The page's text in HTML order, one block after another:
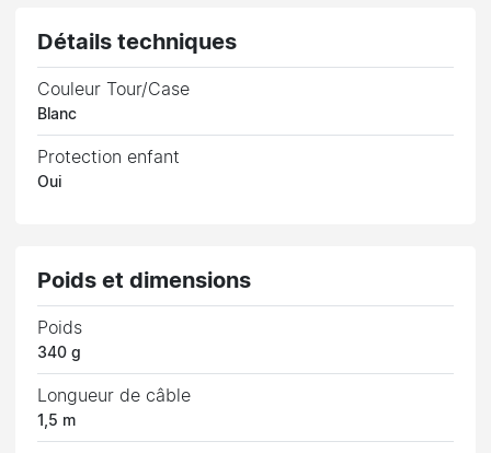
Détails techniques
Couleur Tour/Case
Blanc
Protection enfant
Oui
Poids et dimensions
Poids
340 g
Longueur de câble
1,5 m